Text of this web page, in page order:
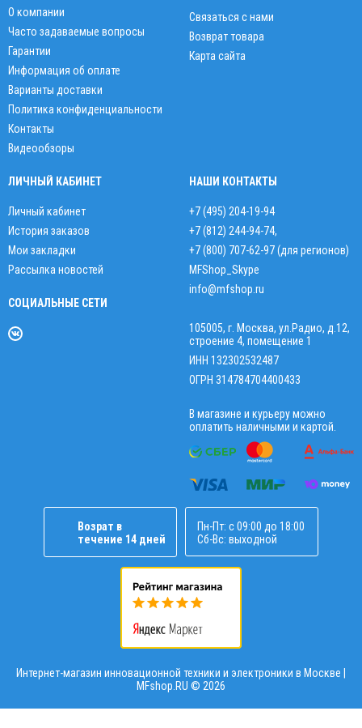
О компании
Часто задаваемые вопросы
Гарантии
Информация об оплате
Варианты доставки
Политика конфиденциальности
Контакты
Видеообзоры
Связаться с нами
Возврат товара
Карта сайта
ЛИЧНЫЙ КАБИНЕТ
Личный кабинет
История заказов
Мои закладки
Рассылка новостей
СОЦИАЛЬНЫЕ СЕТИ
НАШИ КОНТАКТЫ
+7 (495) 204-19-94
+7 (812) 244-94-74,
+7 (800) 707-62-97 (для регионов)
MFShop_Skype
info@mfshop.ru
105005, г. Москва, ул.Радио, д.12,
строение 4, помещение 1
ИНН 132302532487
ОГРН 314784704400433
В магазине и курьеру можно
оплатить наличными и картой.
Возрат в
течение 14 дней
Пн-Пт: с 09:00 до 18:00
Сб-Вс: выходной
Интернет-магазин инновационной техники и электроники в Москве |
MFshop.RU © 2026